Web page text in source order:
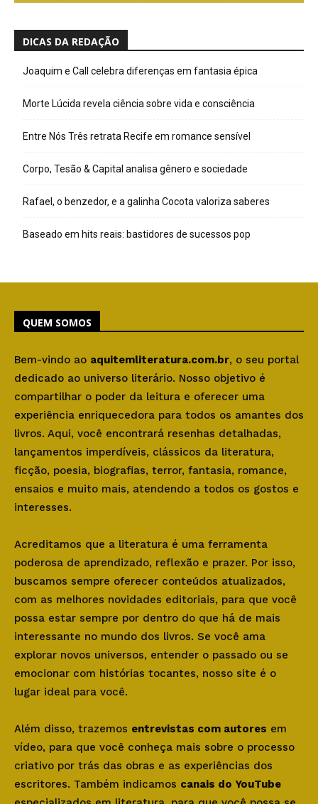
DICAS DA REDAÇÃO
Joaquim e Call celebra diferenças em fantasia épica
Morte Lúcida revela ciência sobre vida e consciência
Entre Nós Três retrata Recife em romance sensível
Corpo, Tesão & Capital analisa gênero e sociedade
Rafael, o benzedor, e a galinha Cocota valoriza saberes
Baseado em hits reais: bastidores de sucessos pop
QUEM SOMOS
Bem-vindo ao aquitemliteratura.com.br, o seu portal
dedicado ao universo literário. Nosso objetivo é
compartilhar o poder da leitura e oferecer uma
experiência enriquecedora para todos os amantes dos
livros. Aqui, você encontrará resenhas detalhadas,
lançamentos imperdíveis, clássicos da literatura,
ficção, poesia, biografias, terror, fantasia, romance,
ensaios e muito mais, atendendo a todos os gostos e
interesses.
Acreditamos que a literatura é uma ferramenta
poderosa de aprendizado, reflexão e prazer. Por isso,
buscamos sempre oferecer conteúdos atualizados,
com as melhores novidades editoriais, para que você
possa estar sempre por dentro do que há de mais
interessante no mundo dos livros. Se você ama
explorar novos universos, entender o passado ou se
emocionar com histórias tocantes, nosso site é o
lugar ideal para você.
Além disso, trazemos entrevistas com autores em
vídeo, para que você conheça mais sobre o processo
criativo por trás das obras e as experiências dos
escritores. Também indicamos canais do YouTube